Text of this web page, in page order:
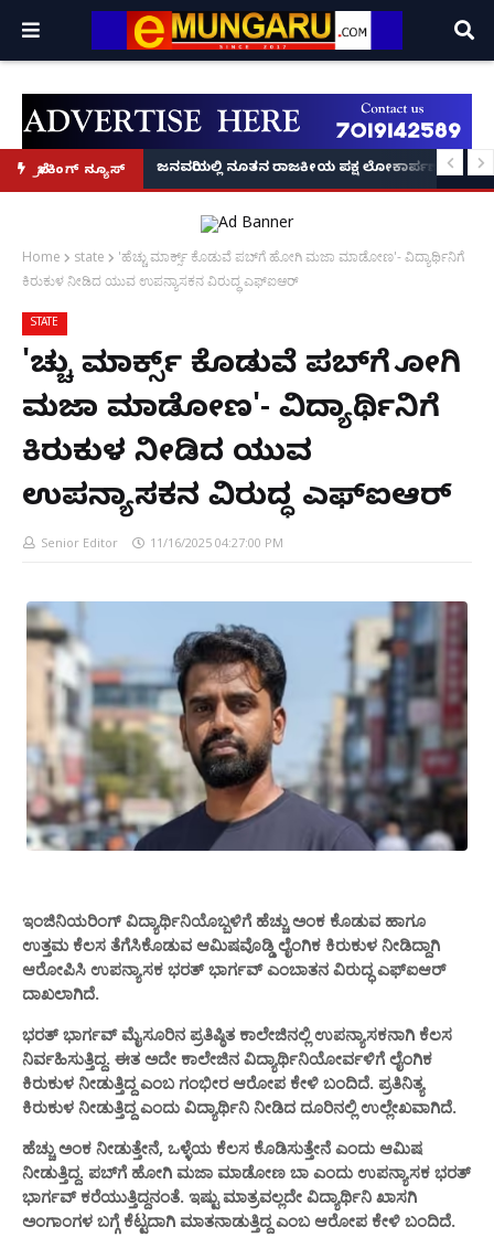
ಬ್ರೇಕಿಂಗ್ ನ್ಯೂಸ್
ಕಥೆ!
8 ಅಡಿಗೂ ಹೆಚ್ಚು ಉದ್ದದ ಕೂದಲು ಬೆಳೆಸಿ ಗಿನ್ನಿಸ್ ವಿಶ್ವ ದಾಖಲೆ ಬರೆದ ಭಾರತದ ರೇಣು
ಜನವರಿಯಲ್ಲಿ ನೂತನ ರಾಜಕೀಯ ಪಕ್ಷ ಲೋಕಾರ್ಪಣೆ – ನಟ
Home state
'ಹೆಚ್ಚು ಮಾರ್ಕ್ಸ್ ಕೊಡುವೆ ಪಬ್‌ಗೆ ಹೋಗಿ ಮಜಾ ಮಾಡೋಣ'- ವಿದ್ಯಾರ್ಥಿನಿಗೆ
ಕಿರುಕುಳ ನೀಡಿದ ಯುವ ಉಪನ್ಯಾಸಕನ ವಿರುದ್ಧ ಎಫ್ಐಆರ್
STATE
'ಹೆಚ್ಚು ಮಾರ್ಕ್ಸ್ ಕೊಡುವೆ ಪಬ್‌ಗೆ ಹೋಗಿ
ಮಜಾ ಮಾಡೋಣ'- ವಿದ್ಯಾರ್ಥಿನಿಗೆ
ಕಿರುಕುಳ ನೀಡಿದ ಯುವ
ಉಪನ್ಯಾಸಕನ ವಿರುದ್ಧ ಎಫ್ಐಆರ್
Senior Editor 11/16/2025 04:27:00 PM
ಇಂಜಿನಿಯರಿಂಗ್ ವಿದ್ಯಾರ್ಥಿನಿಯೊಬ್ಬಳಿಗೆ ಹೆಚ್ಚು ಅಂಕ ಕೊಡುವ ಹಾಗೂ
ಉತ್ತಮ ಕೆಲಸ ತೆಗೆಸಿಕೊಡುವ ಆಮಿಷವೊಡ್ಡಿ ಲೈಂಗಿಕ ಕಿರುಕುಳ ನೀಡಿದ್ದಾಗಿ
ಆರೋಪಿಸಿ ಉಪನ್ಯಾಸಕ ಭರತ್ ಭಾರ್ಗವ್ ಎಂಬಾತನ ವಿರುದ್ಧ ಎಫ್ಐಆರ್
ದಾಖಲಾಗಿದೆ.
ಭರತ್ ಭಾರ್ಗವ್ ಮೈಸೂರಿನ ಪ್ರತಿಷ್ಠಿತ ಕಾಲೇಜಿನಲ್ಲಿ ಉಪನ್ಯಾಸಕನಾಗಿ ಕೆಲಸ
ನಿರ್ವಹಿಸುತ್ತಿದ್ದ. ಈತ ಅದೇ ಕಾಲೇಜಿನ ವಿದ್ಯಾರ್ಥಿನಿಯೋರ್ವಳಿಗೆ ಲೈಂಗಿಕ
ಕಿರುಕುಳ ನೀಡುತ್ತಿದ್ದ ಎಂಬ ಗಂಭೀರ ಆರೋಪ ಕೇಳಿ ಬಂದಿದೆ. ಪ್ರತಿನಿತ್ಯ
ಕಿರುಕುಳ ನೀಡುತ್ತಿದ್ದ ಎಂದು ವಿದ್ಯಾರ್ಥಿನಿ ನೀಡಿದ ದೂರಿನಲ್ಲಿ ಉಲ್ಲೇಖವಾಗಿದೆ.
ಹೆಚ್ಚು ಅಂಕ ನೀಡುತ್ತೇನೆ, ಒಳ್ಳೆಯ ಕೆಲಸ ಕೊಡಿಸುತ್ತೇನೆ ಎಂದು ಆಮಿಷ
ನೀಡುತ್ತಿದ್ದ. ಪಬ್‌ಗೆ ಹೋಗಿ ಮಜಾ ಮಾಡೋಣ ಬಾ ಎಂದು ಉಪನ್ಯಾಸಕ ಭರತ್
ಭಾರ್ಗವ್ ಕರೆಯುತ್ತಿದ್ದನಂತೆ. ಇಷ್ಟು ಮಾತ್ರವಲ್ಲದೇ ವಿದ್ಯಾರ್ಥಿನಿ ಖಾಸಗಿ
ಅಂಗಾಂಗಳ ಬಗ್ಗೆ ಕೆಟ್ಟದಾಗಿ ಮಾತನಾಡುತ್ತಿದ್ದ ಎಂಬ ಆರೋಪ ಕೇಳಿ ಬಂದಿದೆ.